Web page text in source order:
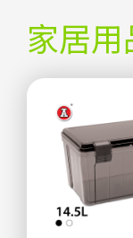
家居用